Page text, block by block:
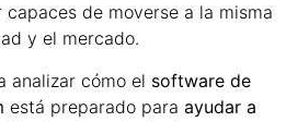
de moverse a la misma
y el mercado.
analizar cómo el software de
está preparado para ayudar a